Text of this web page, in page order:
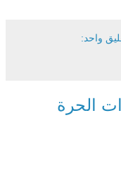
واحد:
الحرة